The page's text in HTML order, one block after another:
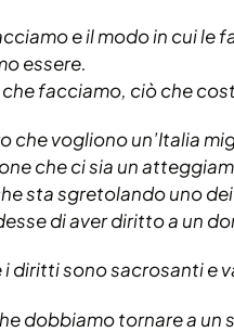
e il modo in cui
essere.
facciamo, ciò che
che vogliono un’Italia
che ci sia un
sta sgretolando uno
di aver diritto a un
i diritti sono sacrosanti e
dobbiamo tornare a un